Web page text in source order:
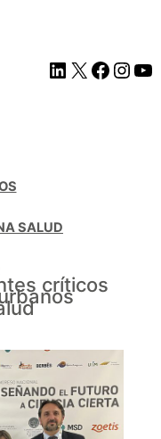
SALUD
críticos